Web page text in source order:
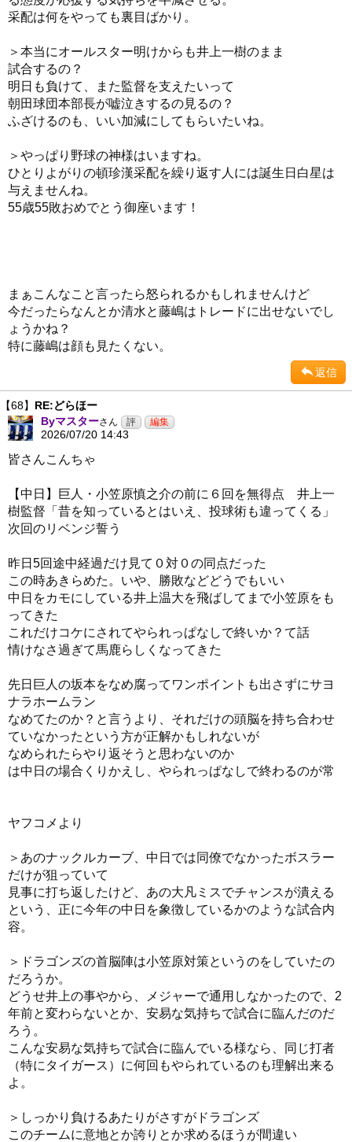
采配は何をやっても裏目ばかり。
＞本当にオールスター明けからも井上一樹のまま
試合するの？
明日も負けて、また監督を支えたいって
朝田球団本部長が嘘泣きするの見るの？
ふざけるのも、いい加減にしてもらいたいね。
＞やっぱり野球の神様はいますね。
ひとりよがりの頓珍漢采配を繰り返す人には誕生日白星は
与えませんね。
55歳55敗おめでとう御座います！
まぁこんなこと言ったら怒られるかもしれませんけど
今だったらなんとか清水と藤嶋はトレードに出せないでし
ょうかね？
特に藤嶋は顔も見たくない。
返信
【68】 RE:どらほー
Byマスターさん
2026/07/20 14:43
皆さんこんちゃ
【中日】巨人・小笠原慎之介の前に６回を無得点 井上一
樹監督「昔を知っているとはいえ、投球術も違ってくる」
次回のリベンジ誓う
昨日5回途中経過だけ見て０対０の同点だった
この時あきらめた。いや、勝敗などどうでもいい
中日をカモにしている井上温大を飛ばしてまで小笠原をも
ってきた
これだけコケにされてやられっぱなしで終いか？て話
情けなさ過ぎて馬鹿らしくなってきた
先日巨人の坂本をなめ腐ってワンポイントも出さずにサヨ
ナラホームラン
なめてたのか？と言うより、それだけの頭脳を持ち合わせ
ていなかったという方が正解かもしれないが
なめられたらやり返そうと思わないのか
は中日の場合くりかえし、やられっぱなしで終わるのが常
ヤフコメより
＞あのナックルカーブ、中日では同僚でなかったボスラー
だけが狙っていて
見事に打ち返したけど、あの大凡ミスでチャンスが潰える
という、正に今年の中日を象徴しているかのような試合内
容。
＞ドラゴンズの首脳陣は小笠原対策というのをしていたの
だろうか。
どうせ井上の事やから、メジャーで通用しなかったので、2
年前と変わらないとか、安易な気持ちで試合に臨んだのだ
ろう。
こんな安易な気持ちで試合に臨んでいる様なら、同じ打者
（特にタイガース）に何回もやられているのも理解出来る
よ。
＞しっかり負けるあたりがさすがドラゴンズ
このチームに意地とか誇りとか求めるほうが間違い